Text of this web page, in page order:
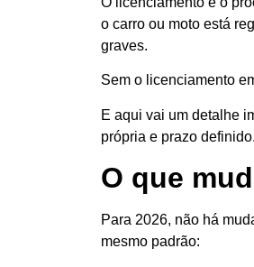
o carro ou moto está
graves.
Sem o licenciamento
E aqui vai um detalhe
própria e prazo definido.
O que
Para 2026, não há
mesmo padrão: